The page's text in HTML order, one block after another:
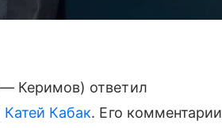
Керимов) ответил
Катей Кабак. Его комментарии